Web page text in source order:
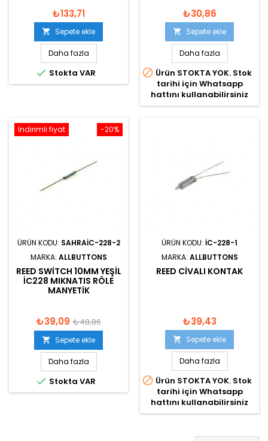
₺133,71
 Sepete ekle
Daha fazla
 Stokta VAR
₺30,86
 Sepete ekle
Daha fazla
 Ürün STOKTA YOK. Stok
tarihi için Whatsapp
hattını kullanabilirsiniz
-20%
İndirimli fiyat
ÜRÜN KODU: SAHRAIC-228-2
MARKA: ALLBUTTONS
REED SWITCH 10MM YEŞIL
IC228 MIKNATIS RÖLE
MANYETIK
₺39,09 ₺48,86
 Sepete ekle
Daha fazla
 Stokta VAR
ÜRÜN KODU: IC-228-1
MARKA: ALLBUTTONS
REED CIVALI KONTAK
₺39,43
 Sepete ekle
Daha fazla
 Ürün STOKTA YOK. Stok
tarihi için Whatsapp
hattını kullanabilirsiniz